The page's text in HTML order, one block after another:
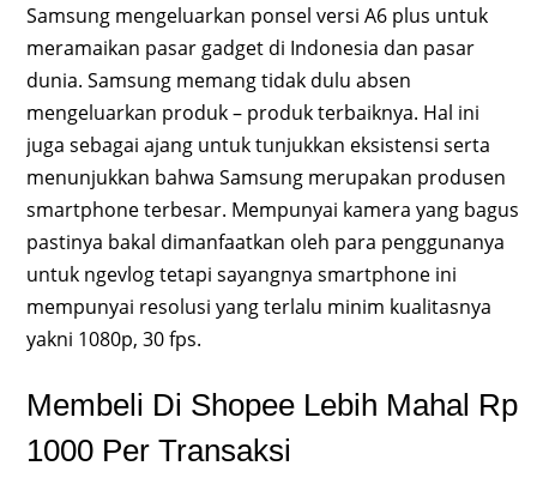
Samsung mengeluarkan ponsel versi A6 plus untuk
meramaikan pasar gadget di Indonesia dan pasar
dunia. Samsung memang tidak dulu absen
mengeluarkan produk – produk terbaiknya. Hal ini
juga sebagai ajang untuk tunjukkan eksistensi serta
menunjukkan bahwa Samsung merupakan produsen
smartphone terbesar. Mempunyai kamera yang bagus
pastinya bakal dimanfaatkan oleh para penggunanya
untuk ngevlog tetapi sayangnya smartphone ini
mempunyai resolusi yang terlalu minim kualitasnya
yakni 1080p, 30 fps.
Membeli Di Shopee Lebih Mahal Rp
1000 Per Transaksi